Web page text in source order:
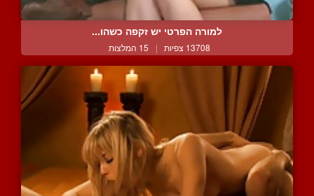
למורה הפרטי יש זקפה כשהו...
13708 צפיות | 15 המלצות